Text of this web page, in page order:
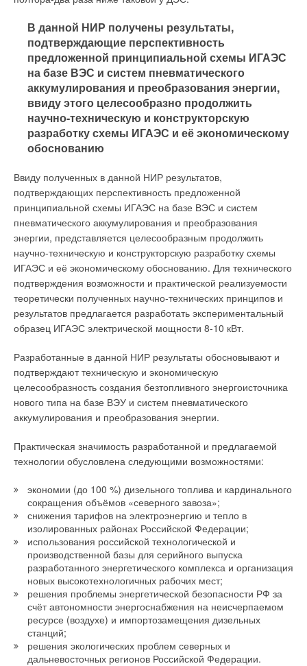
В данной НИР получены результаты,
подтверждающие перспективность
предложенной принципиальной схемы ИГАЭС
на базе ВЭС и систем пневматического
аккумулирования и преобразования энергии,
ввиду этого целесообразно продолжить
научно-техническую и конструкторскую
разработку схемы ИГАЭС и её экономическому
обоснованию
Ввиду полученных в данной НИР результатов,
подтверждающих перспективность предложенной
принципиальной схемы ИГАЭС на базе ВЭС и систем
пневматического аккумулирования и преобразования
энергии, представляется целесообразным продолжить
научно-техническую и конструкторскую разработку схемы
ИГАЭС и её экономическому обоснованию. Для технического
подтверждения возможности и практической реализуемости
теоретически полученных научно-технических принципов и
результатов предлагается разработать экспериментальный
образец ИГАЭС электрической мощности 8-10 кВт.
Разработанные в данной НИР результаты обосновывают и
подтверждают техническую и экономическую
целесообразность создания безтопливного энергоисточника
нового типа на базе ВЭУ и систем пневматического
аккумулирования и преобразования энергии.
Практическая значимость разработанной и предлагаемой
технологии обусловлена следующими возможностями:
экономии (до 100 %) дизельного топлива и кардинального
сокращения объёмов «северного завоза»;
снижения тарифов на электроэнергию и тепло в
изолированных районах Российской Федерации;
использования российской технологической и
производственной базы для серийного выпуска
разработанного энергетического комплекса и организация
новых высокотехнологичных рабочих мест;
решения проблемы энергетической безопасности РФ за
счёт автономности энергоснабжения на неисчерпаемом
ресурсе (воздухе) и импортозамещения дизельных
станций;
решения экологических проблем северных и
дальневосточных регионов Российской Федерации.